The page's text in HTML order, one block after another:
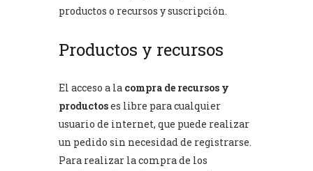
productos o recursos y suscripción.
Productos y recursos
El acceso a la compra de recursos y
productoses libre para cualquier
usuario de internet, que puede realizar
un pedido sin necesidad de registrarse.
Para realizar la compra de los